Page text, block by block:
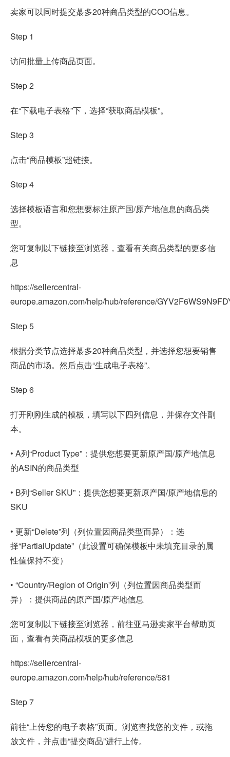
卖家可以同时提交蕞多20种商品类型的COO信息。
Step 1
访问批量上传商品页面。
Step 2
在“下载电子表格”下，选择“获取商品模板”。
Step 3
点击“商品模板”超链接。
Step 4
选择模板语言和您想要标注原产国/原产地信息的商品类
型。
您可复制以下链接至浏览器，查看有关商品类型的更多信
息
https://sellercentral-
europe.amazon.com/help/hub/reference/
Step 5
根据分类节点选择蕞多20种商品类型，并选择您想要销售
商品的市场。然后点击“生成电子表格”。
Step 6
打开刚刚生成的模板，填写以下四列信息，并保存文件副
本。
• A列“Product Type”：提供您想要更新原产国/原产地信息
的ASIN的商品类型
• B列“Seller SKU”：提供您想要更新原产国/原产地信息的
SKU
• 更新“Delete”列（列位置因商品类型而异）：选
择“PartialUpdate”（此设置可确保模板中未填充目录的属
性值保持不变）
• “Country/Region of Origin”列（列位置因商品类型而
异）：提供商品的原产国/原产地信息
您可复制以下链接至浏览器，前往亚马逊卖家平台帮助页
面，查看有关商品模板的更多信息
https://sellercentral-
europe.amazon.com/help/hub/reference/581
Step 7
前往“上传您的电子表格”页面。浏览查找您的文件，或拖
放文件，并点击“提交商品”进行上传。